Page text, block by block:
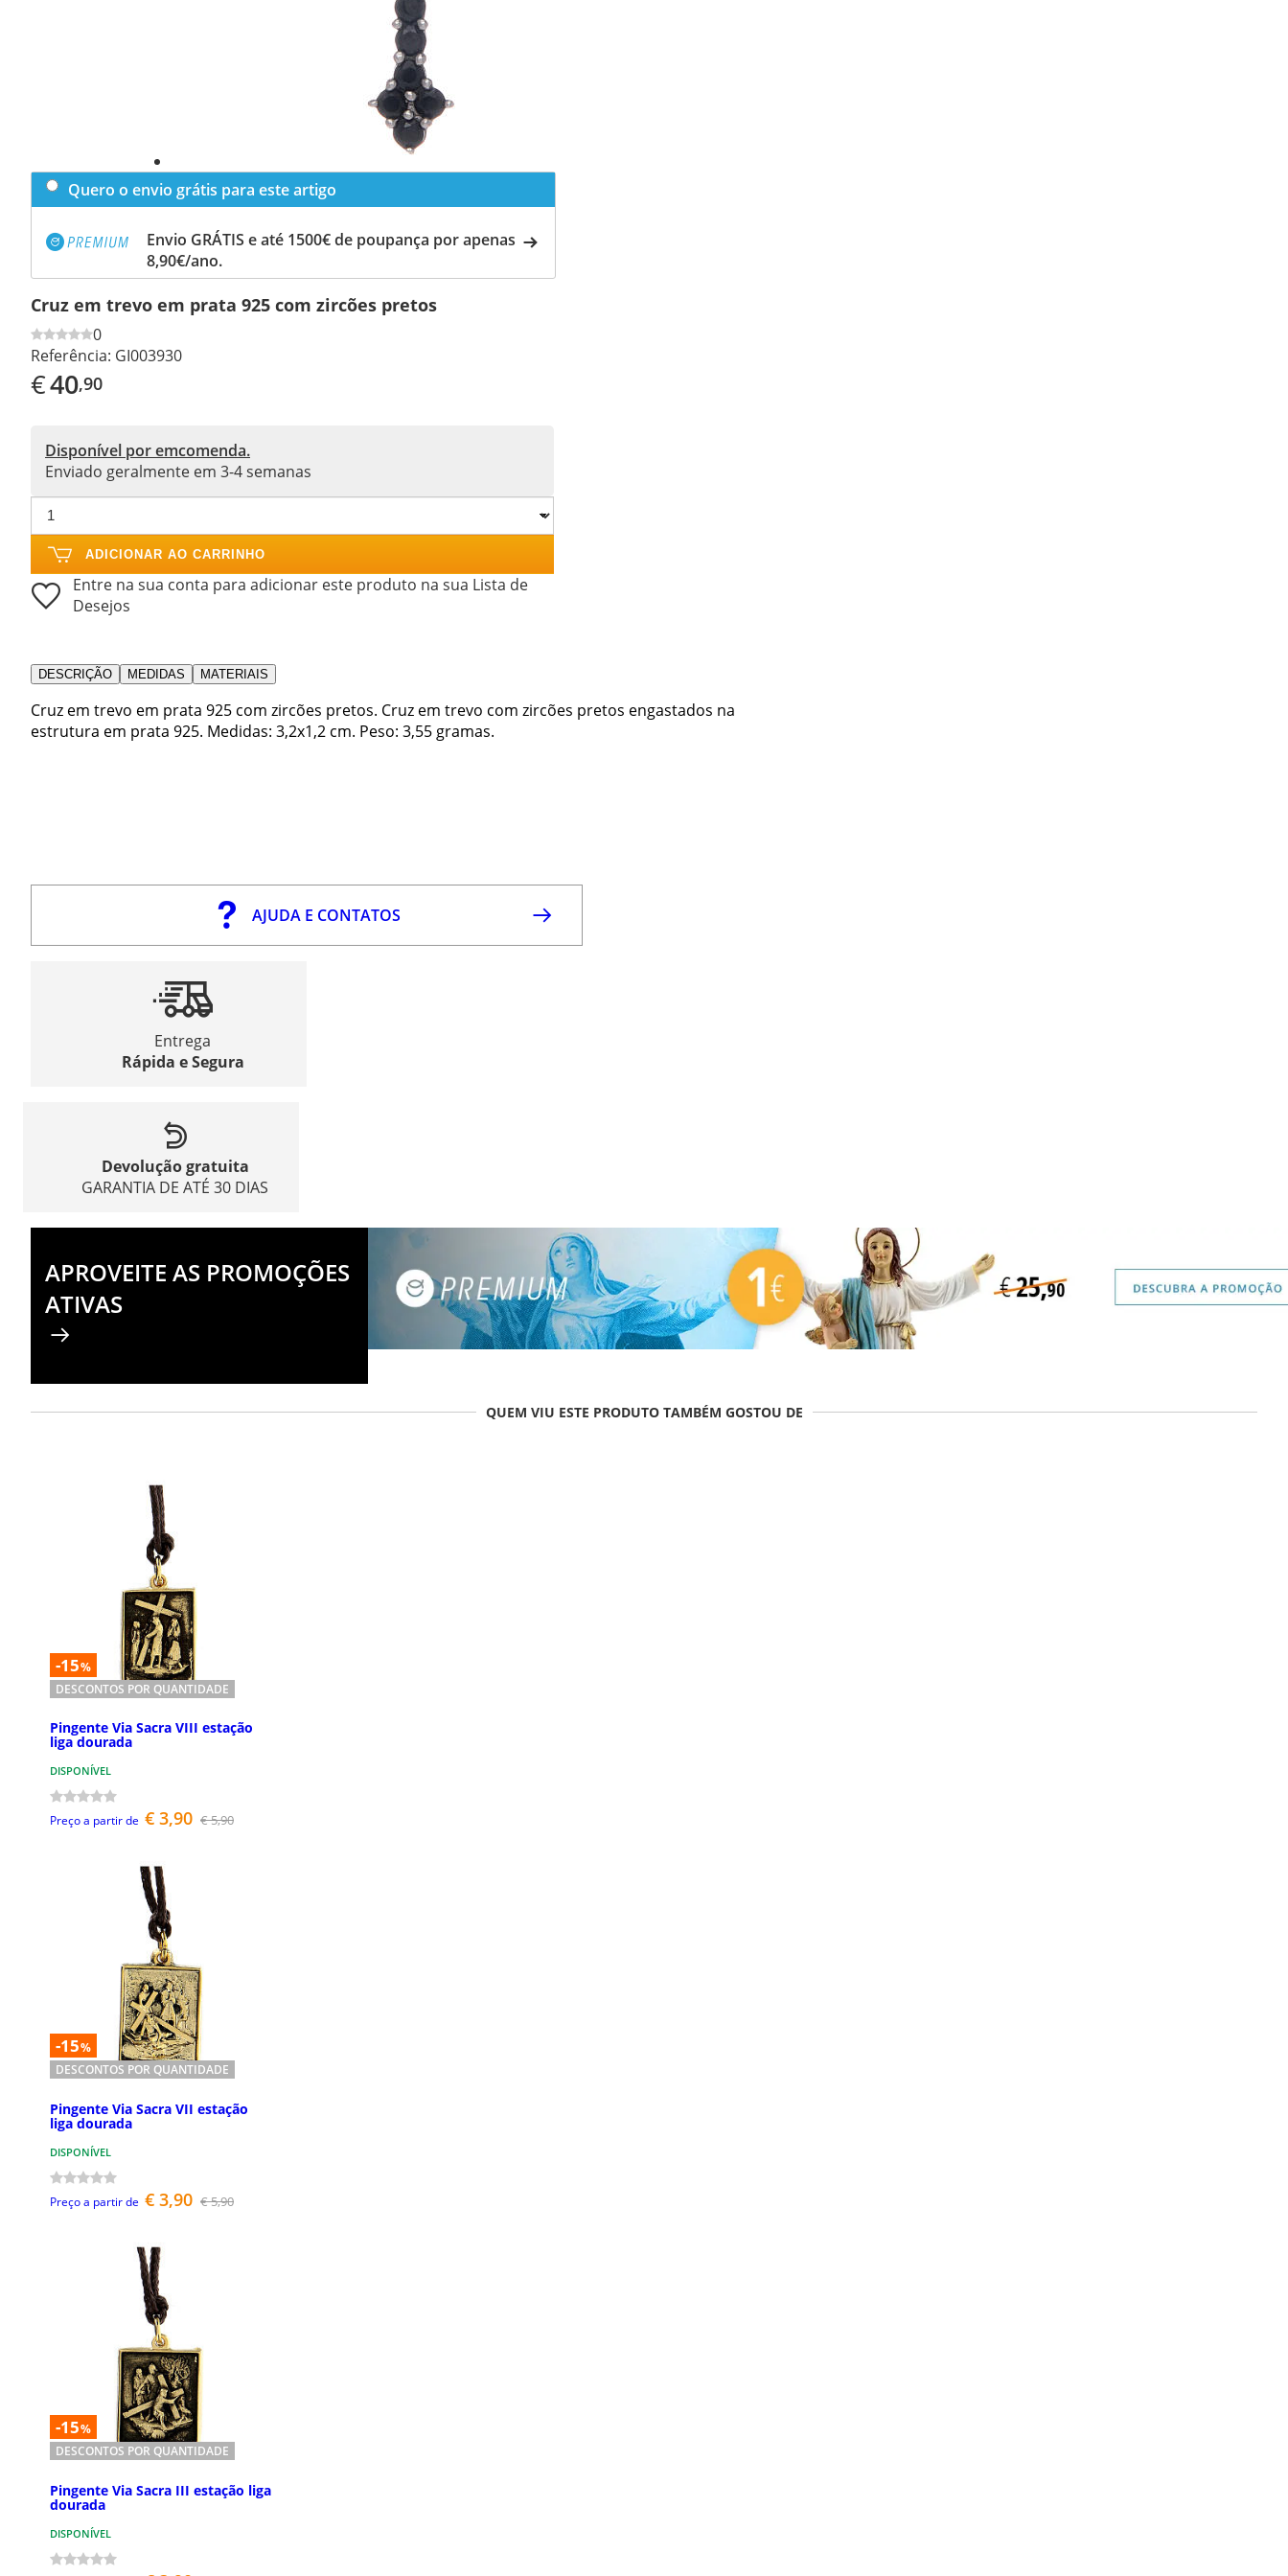
Quero o envio grátis para este artigo
Envio GRÁTIS e até 1500€ de poupança por apenas
8,90€/ano.
Cruz em trevo em prata 925 com zircões pretos
0
Referência: GI003930
€40,90
Disponível por emcomenda.
Enviado geralmente em 3-4 semanas
ADICIONAR AO CARRINHO
Entre na sua conta para adicionar este produto na sua Lista de
Desejos
DESCRIÇÃO MEDIDAS MATERIAIS
Cruz em trevo em prata 925 com zircões pretos. Cruz em trevo com zircões pretos engastados na
estrutura em prata 925. Medidas: 3,2x1,2 cm. Peso: 3,55 gramas.
AJUDA E CONTATOS
Entrega
Rápida e Segura
Devolução gratuita
GARANTIA DE ATÉ 30 DIAS
APROVEITE AS PROMOÇÕES
ATIVAS
QUEM VIU ESTE PRODUTO TAMBÉM GOSTOU DE
-15%
DESCONTOS POR QUANTIDADE
Pingente Via Sacra VIII estação
liga dourada
DISPONÍVEL
Preço a partir de € 3,90 € 5,90
-15%
DESCONTOS POR QUANTIDADE
Pingente Via Sacra VII estação
liga dourada
DISPONÍVEL
Preço a partir de € 3,90 € 5,90
-15%
DESCONTOS POR QUANTIDADE
Pingente Via Sacra III estação liga
dourada
DISPONÍVEL